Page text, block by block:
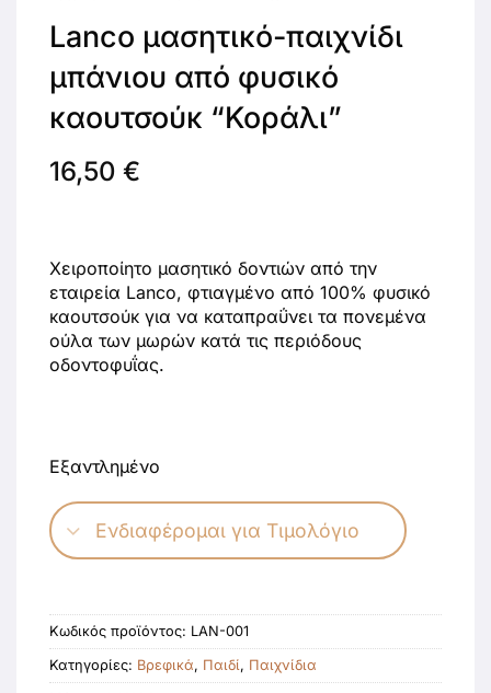
Lanco μασητικό-παιχνίδι
μπάνιου από φυσικό
καουτσούκ “Κοράλι”
16,50 €
Χειροποίητο μασητικό δοντιών από την
εταιρεία Lanco, φτιαγμένο από 100% φυσικό
καουτσούκ για να καταπραΰνει τα πονεμένα
ούλα των μωρών κατά τις περιόδους
οδοντοφυΐας.
Εξαντλημένο
Ενδιαφέρομαι για Τιμολόγιο
Κωδικός προϊόντος: LAN-001
Κατηγορίες: Βρεφικά, Παιδί, Παιχνίδια